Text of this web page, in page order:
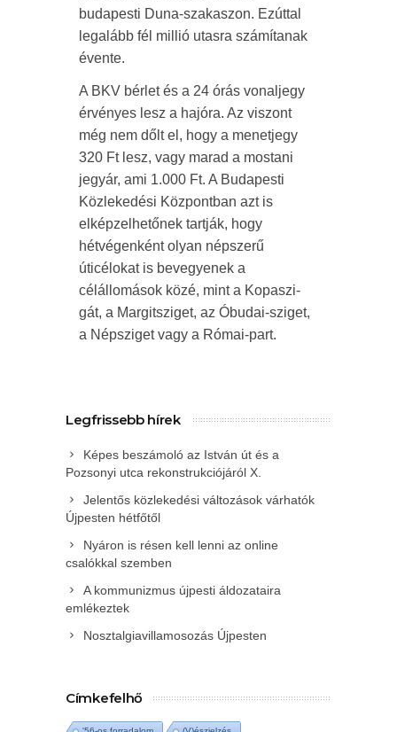
budapesti Duna-szakaszon. Ezúttal
legalább fél millió utasra számítanak
évente.
A BKV bérlet és a 24 órás vonaljegy
érvényes lesz a hajóra. Az viszont
még nem dőlt el, hogy a menetjegy
320 Ft lesz, vagy marad a mostani
jegyár, ami 1.000 Ft. A Budapesti
Közlekedési Központban azt is
elképzelhetőnek tartják, hogy
hétvégenként olyan népszerű
úticélokat is bevegyenek a
célállomások közé, mint a Kopaszi-
gát, a Margitsziget, az Óbudai-sziget,
a Népsziget vagy a Római-part.
Legfrissebb hírek
Képes beszámoló az István út és a
Pozsonyi utca rekonstrukciójáról X.
Jelentős közlekedési változások várhatók
Újpesten hétfőtől
Nyáron is résen kell lenni az online
csalókkal szemben
A kommunizmus újpesti áldozataira
emlékeztek
Nosztalgiavillamosozás Újpesten
Címkefelhő